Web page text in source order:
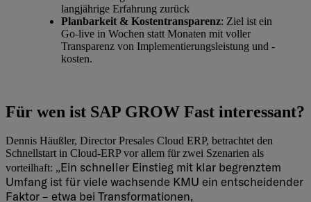
langjährige Erfahrung zurück
Planbarkeit & Kostentransparenz: Ziel ist ein
Go‑live in Wochen statt Monaten mit voller
Transparenz von Implementierungsleistung und -
kosten.
Für wen ist SAP GROW Fast interessant?
Dennis Häußler, Director Presales Cloud ERP, betrachtet den
Schnellstart in Cloud-ERP vor allem für zwei Szenarien als
vorteilhaft: „Ein schneller Einstieg mit klar begrenztem
Umfang ist für viele wachsende KMU ein entscheidender
Faktor – etwa bei Transformationen,